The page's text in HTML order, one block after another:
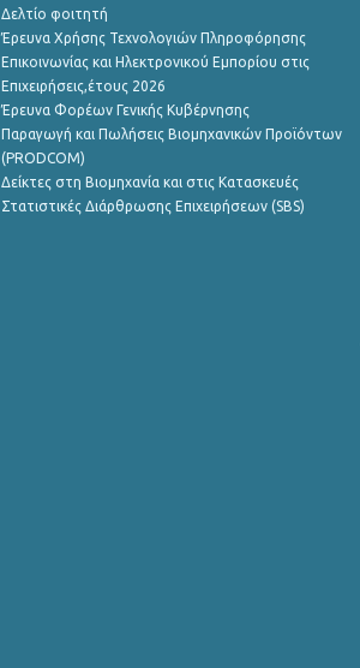
Δελτίο φοιτητή
Έρευνα Χρήσης Τεχνολογιών Πληροφόρησης
Επικοινωνίας και Ηλεκτρονικού Εμπορίου στις
Επιχειρήσεις,έτους 2026
Έρευνα Φορέων Γενικής Κυβέρνησης
Παραγωγή και Πωλήσεις Βιομηχανικών Προϊόντων
(PRODCOM)
Δείκτες στη Βιομηχανία και στις Κατασκευές
Στατιστικές Διάρθρωσης Επιχειρήσεων (SBS)